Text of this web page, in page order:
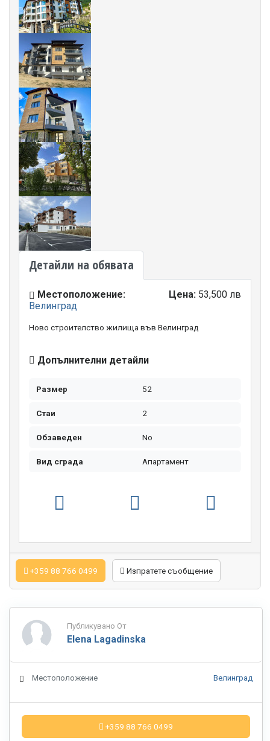
Детайли на обявата
Местоположение:
Велинград
Цена: 53,500 лв
Ново строителство жилища във Велинград
Допълнителни детайли
Размер 52
Стаи 2
Обзаведен No
Вид сграда Апартамент
+359 88 766 0499 Изпратете съобщение
Публикувано От
Elena Lagadinska
Местоположение Велинград
+359 88 766 0499